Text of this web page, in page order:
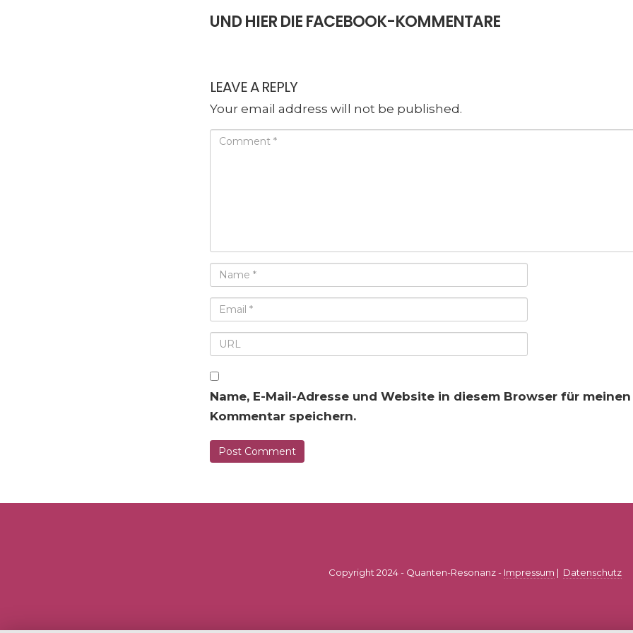
UND HIER DIE FACEBOOK-KOMMENTARE
LEAVE A REPLY
Your email address will not be published.
Name, E-Mail-Adresse und Website in diesem Browser für
Kommentar speichern.
Copyright 2024 - Quanten-Resonanz - Impressum | Datenschutz